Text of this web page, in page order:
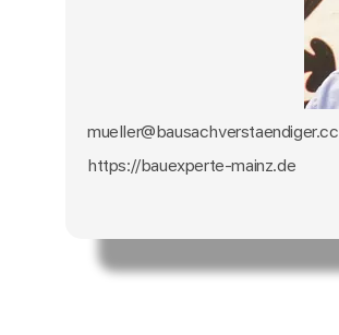
mueller@bausachverstaendiger.cc
https://bauexperte-mainz.de